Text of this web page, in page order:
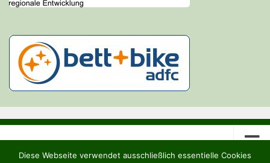
Diese Webseite verwendet ausschließlich essentielle Cookies